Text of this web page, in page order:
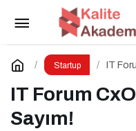
Startup IT
IT Forum
Sayım!
Geleceğin
Yorum Yap